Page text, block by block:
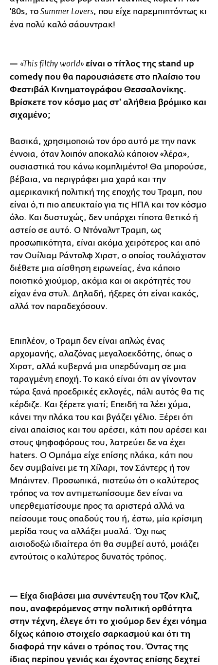
'80s, το Summer Lovers, που είχε παρεμπιπτόντως κι
ένα πολύ καλό σάουντρακ!
— «This filthy world» είναι ο τίτλος της stand up
comedy που θα παρουσιάσετε στο πλαίσιο του
Φεστιβάλ Κινηματογράφου Θεσσαλονίκης.
Βρίσκετε τον κόσμο μας στ' αλήθεια βρόμικο και
σιχαμένο;
Βασικά, χρησιμοποιώ τον όρο αυτό με την πανκ
έννοια, όταν λοιπόν αποκαλώ κάποιον «λέρα»,
ουσιαστικά του κάνω κομπλιμέντο! Θα μπορούσε,
βέβαια, να περιγράφει μια χαρά και την
αμερικανική πολιτική της εποχής του Τραμπ, που
είναι ό,τι πιο απευκταίο για τις ΗΠΑ και τον κόσμο
όλο. Και δυστυχώς, δεν υπάρχει τίποτα θετικό ή
αστείο σε αυτό. O Ντόναλντ Τραμπ, ως
προσωπικότητα, είναι ακόμα χειρότερος και από
τον Ουίλιαμ Ράντολφ Χιρστ, ο οποίος τουλάχιστον
διέθετε μια αίσθηση ειρωνείας, ένα κάποιο
ποιοτικό χιούμορ, ακόμα και οι ακρότητές του
είχαν ένα στυλ. Δηλαδή, ήξερες ότι είναι κακός,
αλλά τον παραδεχόσουν.
Επιπλέον, ο Τραμπ δεν είναι απλώς ένας
αρχομανής, αλαζόνας μεγαλοεκδότης, όπως ο
Χιρστ, αλλά κυβερνά μια υπερδύναμη σε μια
ταραγμένη εποχή. Το κακό είναι ότι αν γίνονταν
τώρα ξανά προεδρικές εκλογές, πάλι αυτός θα τις
κέρδιζε. Και ξέρετε γιατί; Επειδή τα λέει χύμα,
κάνει την πλάκα του και βγάζει γέλιο. Ξέρει ότι
είναι απαίσιος και του αρέσει, κάτι που αρέσει και
στους ψηφοφόρους του, λατρεύει δε να έχει
haters. Ο Ομπάμα είχε επίσης πλάκα, κάτι που
δεν συμβαίνει με τη Χίλαρι, τον Σάντερς ή τον
Μπάιντεν. Προσωπικά, πιστεύω ότι ο καλύτερος
τρόπος να τον αντιμετωπίσουμε δεν είναι να
υπερθεματίσουμε προς τα αριστερά αλλά να
πείσουμε τους οπαδούς του ή, έστω, μία κρίσιμη
μερίδα τους να αλλάξει μυαλά. Όχι πως
αισιοδοξώ ιδιαίτερα ότι θα συμβεί αυτό, μοιάζει
εντούτοις ο καλύτερος δυνατός τρόπος.
— Είχα διαβάσει μια συνέντευξη του Τζον Κλιζ,
που, αναφερόμενος στην πολιτική ορθότητα
στην τέχνη, έλεγε ότι το χιούμορ δεν έχει νόημα
δίχως κάποιο στοιχείο σαρκασμού και ότι τη
διαφορά την κάνει ο τρόπος του. Όντας της
ίδιας περίπου γενιάς και έχοντας επίσης δεχτεί